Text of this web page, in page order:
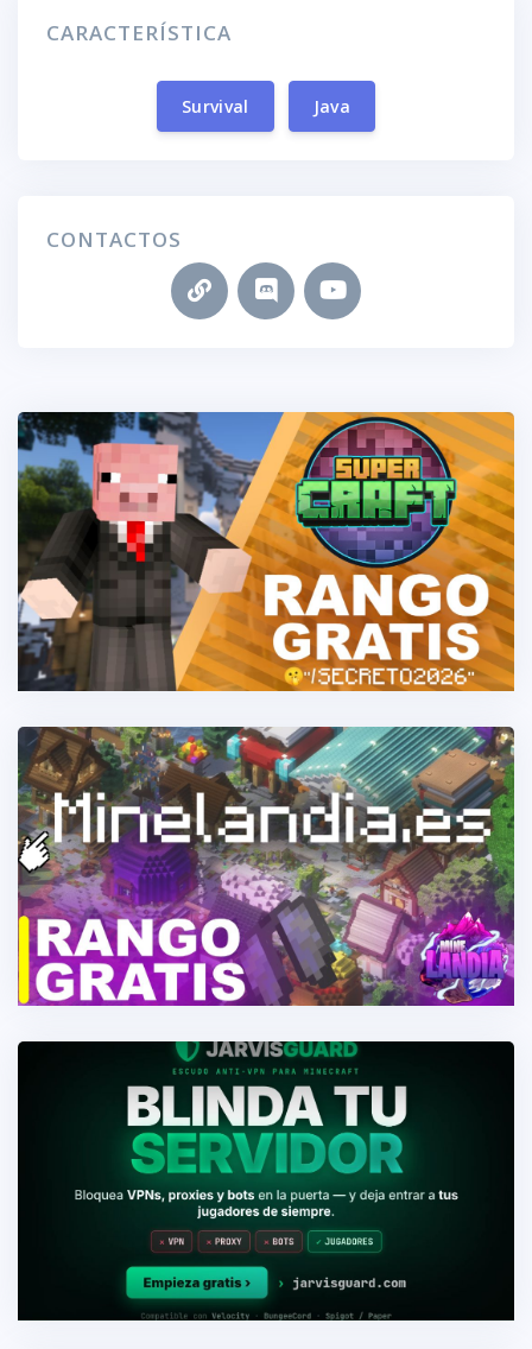
CARACTERÍSTICA
Survival Java
CONTACTOS